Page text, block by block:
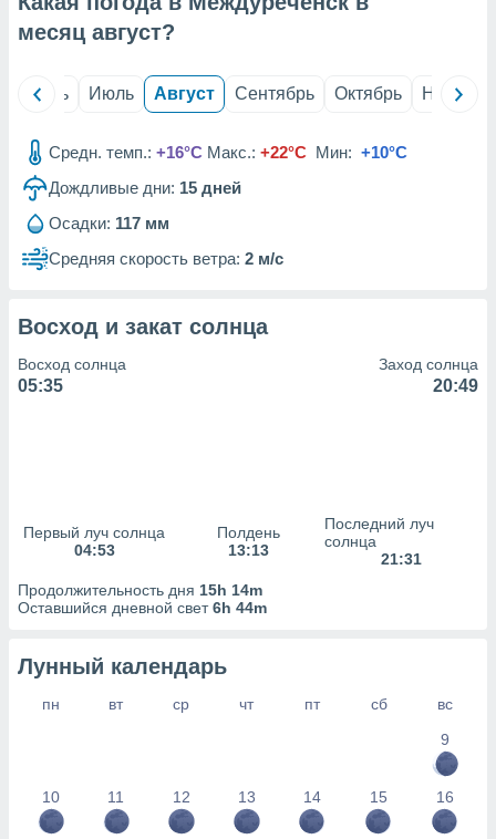
из
данных
наших 1199
месяц август?
Июнь Июль Август Сентябрь Октябрь Ноябрь
Средн. темп.: +16°C Макс.: +22°C Мин: +10°C
Дождливые дни: 15 дней
Осадки: 117 мм
Средняя скорость ветра: 2 м/с
Восход и закат солнца
Восход солнца
05:35
Заход солнца
20:49
Первый луч солнца
04:53
Полдень
13:13
Последний луч
солнца
21:31
Продолжительность дня 15h 14m
Оставшийся дневной свет6h 44m
Лунный календарь
пн вт ср чт пт сб
вс
9
10 11 12 13 14 15 16